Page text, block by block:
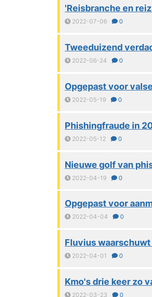
'Reisbranche en
2022-07-06 0
Tweeduizend
2022-06-24 0
Opgepast voor
2022-05-19 0
Phishingfraude in
2022-05-12 0
Nieuwe golf van
2022-04-19 0
Opgepast voor
2022-04-04 0
Fluvius
2022-04-01 0
Kmo's drie keer zo
2022-03-23 0